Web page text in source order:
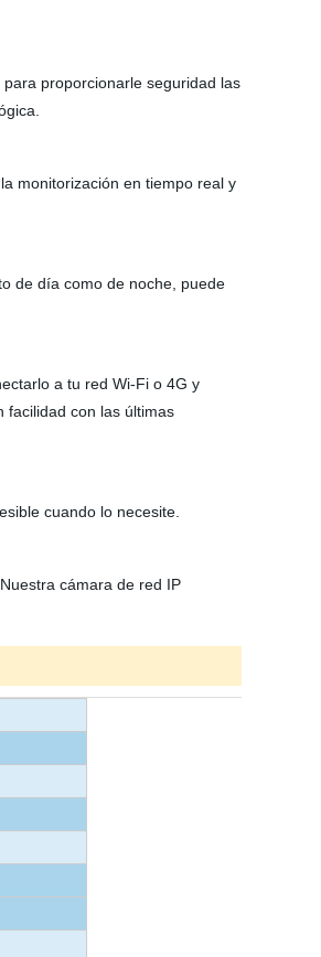
proporcionarle seguridad las
monitorización en tiempo real y
de día como de noche, puede
a tu red Wi-Fi o 4G y
facilidad con las últimas
cuando lo necesite.
cámara de red IP